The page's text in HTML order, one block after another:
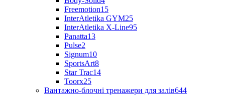
Freemotion15
InterAtletika GYM25
InterAtletika X-Line95
Panatta13
Pulse2
Signum10
SportsArt8
Star Trac14
Toorx25
Вантажно-блочні тренажери для залів644